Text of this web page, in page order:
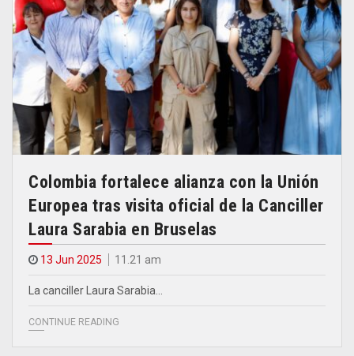
Colombia fortalece alianza con la Unión
Europea tras visita oficial de la Canciller
Laura Sarabia en Bruselas
13 Jun 2025 11.21 am
La canciller Laura Sarabia…
CONTINUE READING